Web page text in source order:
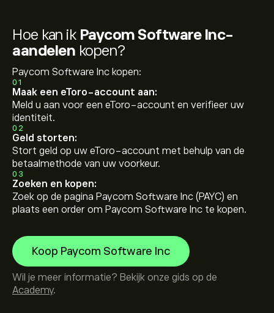
Hoe kan ik Paycom Software Inc-
aandelen kopen?
Paycom Software Inc kopen:
01
Maak een eToro-account aan:
Meld u aan voor een eToro-account en verifieer uw
identiteit.
02
Geld storten:
Stort geld op uw eToro-account met behulp van de
betaalmethode van uw voorkeur.
03
Zoeken en kopen:
Zoek op de pagina Paycom Software Inc (PAYC) en
plaats een order om Paycom Software Inc te kopen.
Koop Paycom Software Inc
Wil je meer informatie? Bekijk onze gids op de
Academy.